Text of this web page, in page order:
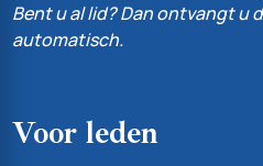
Bent u al lid? Dan ontvangt u
automatisch.
Voor leden